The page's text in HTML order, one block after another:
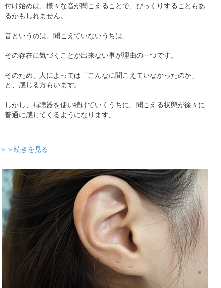
付け始めは、様々な音が聞こえることで、びっくりすることもあ
るかもしれません。
音というのは、聞こえていないうちは、
その存在に気づくことが出来ない事が理由の一つです。
そのため、人によっては「こんなに聞こえていなかったのか」
と、感じる方もいます。
しかし、補聴器を使い続けていくうちに、聞こえる状態が徐々に
普通に感じてくるようになります。
＞＞続きを見る